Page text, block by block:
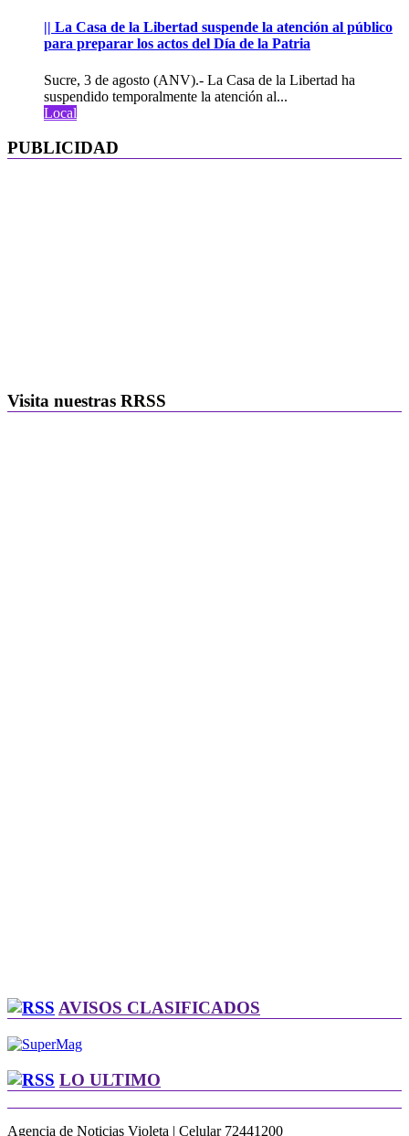
|| La Casa de la Libertad suspende la atención al público
para preparar los actos del Día de la Patria
Sucre, 3 de agosto (ANV).- La Casa de la Libertad ha
suspendido temporalmente la atención al...
Local
PUBLICIDAD
Visita nuestras RRSS
AVISOS CLASIFICADOS
LO ULTIMO
Agencia de Noticias Violeta | Celular 72441200